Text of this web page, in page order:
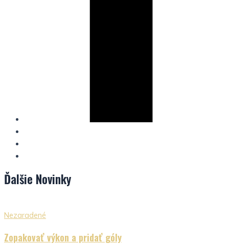
Ďalšie Novinky
Nezaradené
Zopakovať výkon a pridať góly